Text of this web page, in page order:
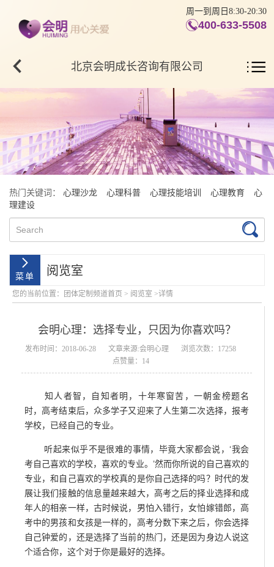
周一到周日8:30-20:30
400-633-5508
北京会明成长咨询有限公司
热门关键词： 心理沙龙 心理科普 心理技能培训 心理教育
心
理建设
阅览室
您的当前位置： 团体定制频道首页 > 阅览室 >详情
会明心理：选择专业，只因为你喜欢吗？
发布时间：2018-06-28 文章来源:会明心理
浏览次数：17258
点赞量：14
知人者智，自知者明，十年寒窗苦，一朝金榜题名
时，高考结束后，众多学子又迎来了人生第二次选择，报考
学校，已经自己的专业。
听起来似乎不是很难的事情，毕竟大家都会说，‘我会
考自己喜欢的学校，喜欢的专业。’然而你所说的自己喜欢的
专业，和自己喜欢的学校真的是你自己选择的吗？时代的发
展让我们接触的信息量越来越大，高考之后的择业选择和成
年人的相亲一样，古时候说，男怕入错行，女怕嫁错郎，高
考中的男孩和女孩是一样的，高考分数下来之后，你会选择
自己钟爱的，还是选择了当前的热门，还是因为身边人说这
个适合你，这个对于你是最好的选择。
明大事记 会明优势